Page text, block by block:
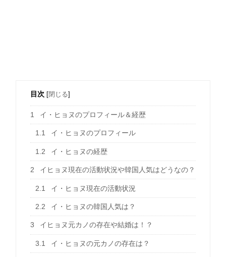
目次 [閉じる]
1 イ・ヒョヌのプロフィール＆経歴
1.1 イ・ヒョヌのプロフィール
1.2 イ・ヒョヌの経歴
2 イヒョヌ現在の活動状況や韓国人気はどうなの？
2.1 イ・ヒョヌ現在の活動状況
2.2 イ・ヒョヌの韓国人気は？
3 イヒョヌ元カノの存在や結婚は！？
3.1 イ・ヒョヌの元カノの存在は？